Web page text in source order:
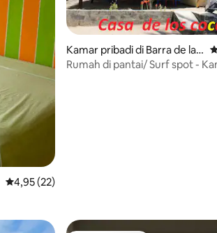
Nilai rata-rata 4,95 dari 5, 22 ulasan
4,95 (22)
Kamar pribadi di Barra de la
Cruz
Rumah di pantai/ Surf spot -